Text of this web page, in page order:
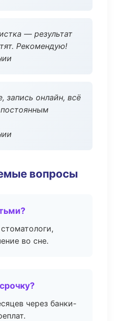
— результат
Рекомендую!
запись онлайн, всё
вопросы
во сне.
через банки-